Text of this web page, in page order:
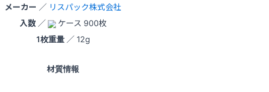
メーカー ／ リスパック株式会社
入数／
ケース 900枚
1枚重量／ 12g
材質情報